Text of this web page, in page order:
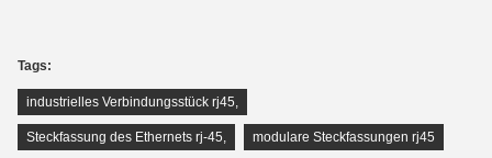
Tags:
industrielles Verbindungsstück rj45,
Steckfassung des Ethernets rj-45, modulare Steckfassungen rj45